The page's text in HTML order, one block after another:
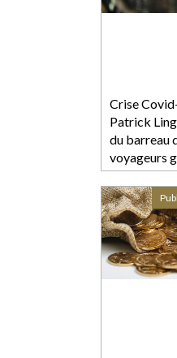
Crise
Patrick
du barreau
voyageurs
traités